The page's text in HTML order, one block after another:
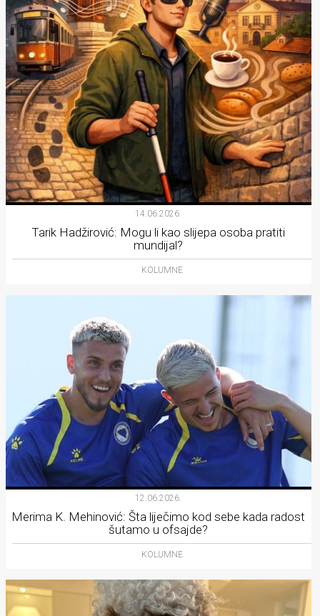
14.06.2026.
Tarik Hadžirović: Mogu li kao slijepa osoba pratiti
mundijal?
KOLUMNE
12.06.2026.
Merima K. Mehinović: Šta liječimo kod sebe kada radost
šutamo u ofsajde?
KOLUMNE